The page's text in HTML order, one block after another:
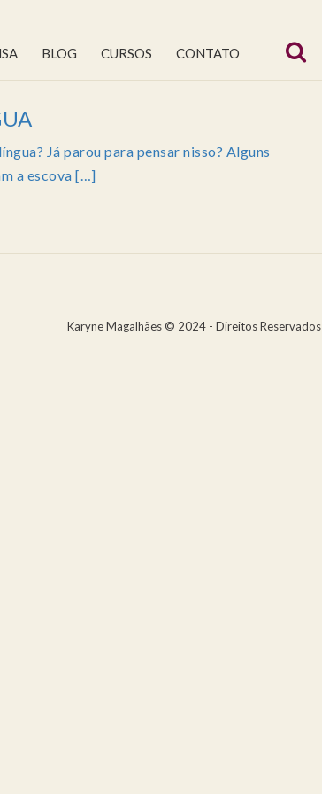
BLOG CURSOS CONTATO
Já parou para pensar nisso? Alguns
a escova […]
Karyne Magalhães © 2024 - Direitos Reservados